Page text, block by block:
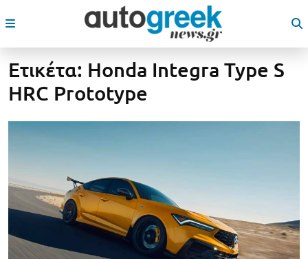
Ετικέτα: Honda Integra Type S
HRC Prototype